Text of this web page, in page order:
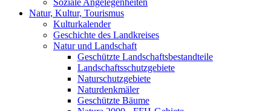
Soziale Angelegenheiten
Natur, Kultur, Tourismus
Kulturkalender
Geschichte des Landkreises
Natur und Landschaft
Geschützte Landschaftsbestandteile
Landschaftsschutzgebiete
Naturschutzgebiete
Naturdenkmäler
Geschützte Bäume